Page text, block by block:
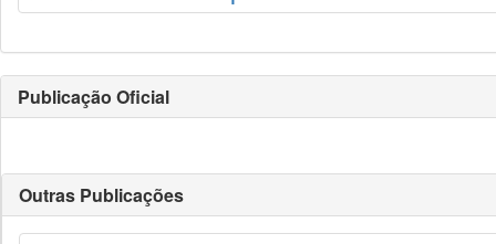
Publicação Oficial
Outras Publicações